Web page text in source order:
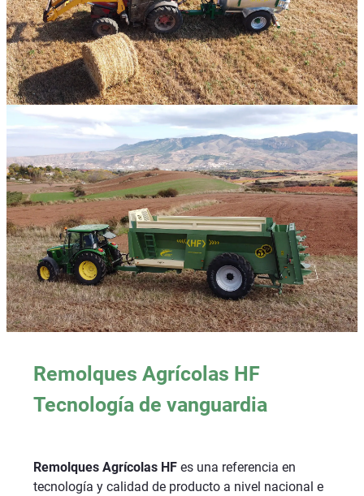
Remolques Agrícolas HF
Tecnología de vanguardia
Remolques Agrícolas HF es una referencia en
tecnología y calidad de producto a nivel nacional e